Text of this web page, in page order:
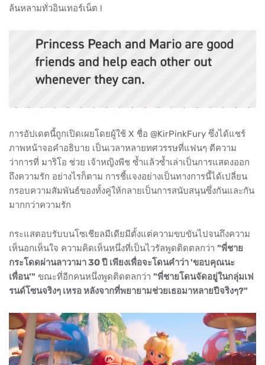
ล้นหลามทั่วอินเทอร์เน็ต !
การอัปเดตนี้ถูกเปิดเผยโดยผู้ใช้ X ชื่อ @KirPinkFury ซึ่งได้แชร์
ภาพหน้าจอคำอธิบาย เป็นเวลาหลายทศวรรษที่แฟนๆ ตีความ
ว่าการที่ มาริโอ ช่วย เจ้าหญิงพีช ซ้ำแล้วซ้ำเล่าเป็นการแสดงออก
ถึงความรัก อย่างไรก็ตาม การชี้แจงอย่างเป็นทางการนี้ได้เปลี่ยน
กรอบความสัมพันธ์ของทั้งคู่ให้กลายเป็นการสนับสนุนซึ่งกันและกัน
มากกว่าความรัก
กระแสตอบรับบนโซเชียลมีเดียมีตั้งแต่ความขบขันไปจนถึงความ
เห็นอกเห็นใจ ความคิดเห็นหนึ่งที่เป็นไวรัลพูดติดตลกว่า "พี่ชาย
กระโดดผ่านลาวามา 30 ปี เพียงเพื่อจะโดนคำว่า 'ขอบคุณนะ
เพื่อน'" ขณะที่อีกคนหนึ่งพูดติดตลกว่า "พี่ชายโดนจัดอยู่ในกลุ่มเฟ
รนด์โซนจริงๆ เหรอ หลังจากที่พยายามช่วยเธอมาหลายปีจริงๆ?"